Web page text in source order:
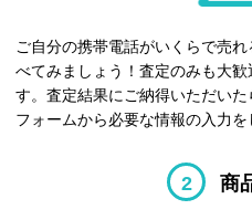
ご自分の携帯電話がいくらで売
べてみましょう！査定のみも大
す。査定結果にご納得いただい
フォームから必要な情報の入力を
2 商